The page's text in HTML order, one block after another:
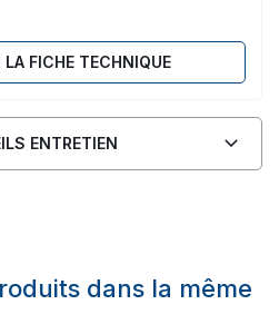
LA FICHE TECHNIQUE
ENTRETIEN
dans la même